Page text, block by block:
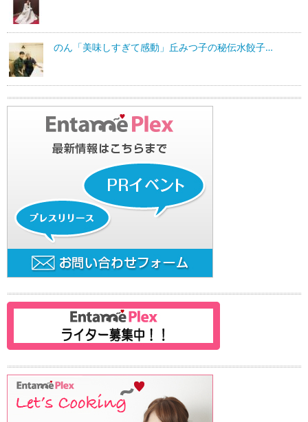
のん「美味しすぎて感動」丘みつ子の秘伝水餃子…